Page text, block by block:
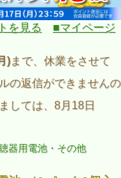
を見る
■マイページ
)まで、休業をさせて
の返信ができませんの
しては、8月18日
器用電池・その他